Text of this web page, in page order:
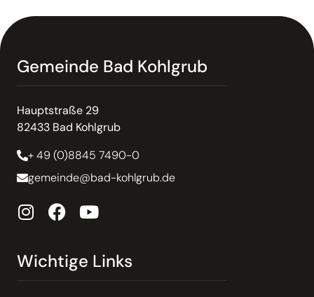
Gemeinde Bad Kohlgrub
Hauptstraße 29
82433 Bad Kohlgrub
+ 49 (0)8845 7490-0
gemeinde@bad-kohlgrub.de
Wichtige Links